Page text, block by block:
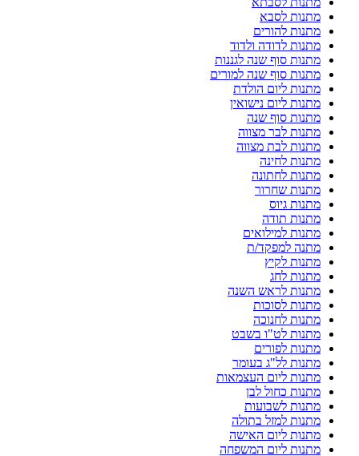
מתנות לסבא
מתנות להורים
מתנות לדודה ולדוד
מתנות סוף שנה לגננות
מתנות סוף שנה למורים
מתנות ליום הולדת
מתנות ליום נישואין
מתנות סוף שנה
מתנות לבר מצווה
מתנות לבת מצווה
מתנות לחינה
מתנות לחתונה
מתנות שחרור
מתנות גיוס
מתנות תודה
מתנות למילואים
מתנה למפקד/ת
מתנות לקיץ
מתנות לחג
מתנות לראש השנה
מתנות לסוכות
מתנות לחנוכה
מתנות לט"ו בשבט
מתנות לפורים
מתנות לל"ג בעומר
מתנות ליום העצמאות
מתנות כחול לבן
מתנות לשבועות
מתנות למזל בתולה
מתנות ליום האישה
מתנות ליום המשפחה